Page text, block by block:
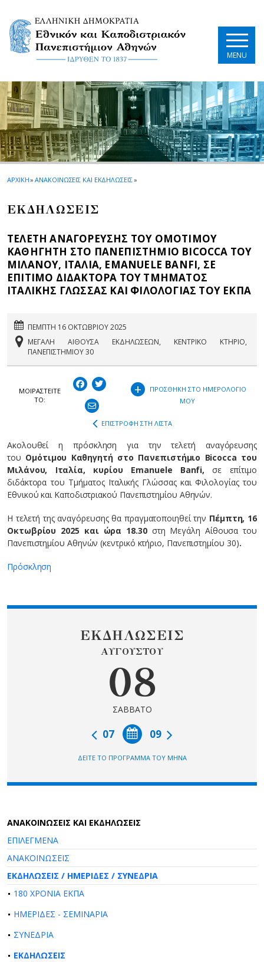
MENU
ΑΡΧΙΚΗ» ΑΝΑΚΟΙΝΩΣΕΙΣ ΚΑΙ ΕΚΔΗΛΩΣΕΙΣ»
EΚΔΗΛΩΣΕΙΣ
ΤΕΛΕΤΗ ΑΝΑΓΟΡΕΥΣΗΣ ΤΟΥ ΟΜΟΤΙΜΟΥ
ΚΑΘΗΓΗΤΗ ΣΤΟ ΠΑΝΕΠΙΣΤΗΜΙΟ BICOCCA ΤΟΥ
ΜΙΛΑΝΟΥ, ΙΤΑΛΙΑ, ΕMANUELE BANFI, ΣΕ
ΕΠΙΤΙΜΟ ΔΙΔΑΚΤΟΡΑ ΤΟΥ ΤΜΗΜΑΤΟΣ
ΙΤΑΛΙΚΗΣ ΓΛΩΣΣΑΣ ΚΑΙ ΦΙΛΟΛΟΓΙΑΣ ΤΟΥ ΕΚΠΑ
ΠΕΜΠΤΗ 16 ΟΚΤΩΒΡΙΟΥ 2025
ΜΕΓΑΛΗ ΑΙΘΟΥΣΑ ΕΚΔΗΛΩΣΕΩΝ, ΚΕΝΤΡΙΚΟ ΚΤΗΡΙΟ,
ΠΑΝΕΠΙΣΤΗΜΙΟΥ 30
ΜΟΙΡΑΣΤEIΤΕ
ΤΟ:
+
ΠΡΟΣΘΗΚΗ ΣΤΟ ΗΜΕΡΟΛΟΓΙΟ
ΜΟΥ
ΕΠΙΣΤΡΟΦΗ ΣΤΗ ΛΙΣΤΑ
Ακολουθεί η πρόσκληση για την τελετή αναγόρευσης
του Ομότιμου Καθηγητή στο Πανεπιστήμιο Bicocca του
Μιλάνου, Ιταλία, κυρίου Emanuele Banfi, σε επίτιμο
διδάκτορα του Τμήματος Ιταλικής Γλώσσας και Φιλολογίας του
Εθνικού και Καποδιστριακού Πανεπιστημίου Αθηνών.
Η τελετή της αναγόρευσης θα πραγματοποιηθεί την Πέμπτη, 16
Οκτωβρίου 2025 και ώρα 18.30στη Μεγάλη Αίθουσα του
Πανεπιστημίου Αθηνών (κεντρικό κτήριο, Πανεπιστημίου 30).
Πρόσκληση
ΕΚΔΗΛΩΣΕΙΣ
ΑΥΓΟΥΣΤΟΥ
08
ΣΑΒΒΑΤΟ
09
07
ΔΕΙΤΕ ΤΟ ΠΡΟΓΡΑΜΜΑ ΤΟΥ ΜΗΝΑ
AΝΑΚΟΙΝΩΣΕΙΣ ΚΑΙ ΕΚΔΗΛΩΣΕΙΣ
ΕΠΙΛΕΓΜΕΝΑ
ΑΝΑΚΟΙΝΩΣΕΙΣ
ΕΚΔΗΛΩΣΕΙΣ / ΗΜΕΡΙΔΕΣ / ΣΥΝΕΔΡΙΑ
180 ΧΡΟΝΙΑ ΕΚΠΑ
ΗΜΕΡΙΔΕΣ - ΣΕΜΙΝΑΡΙΑ
ΣΥΝΕΔΡΙΑ
ΕΚΔΗΛΩΣΕΙΣ